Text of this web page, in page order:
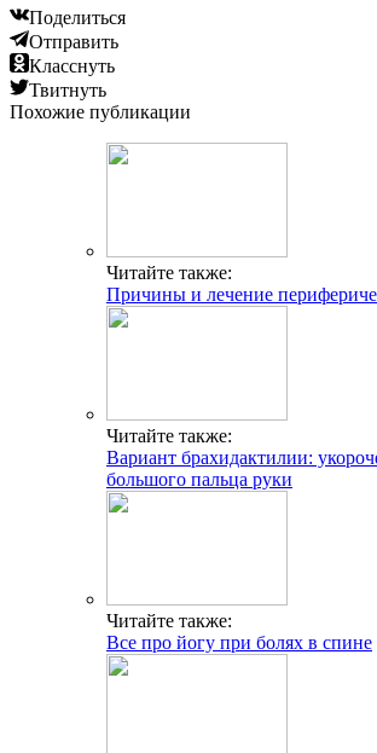
Поделиться
Отправить
Класснуть
Твитнуть
Похожие публикации
Читайте также:
Причины и лечение
Читайте также:
Вариант брахидактилии:
большого пальца руки
Читайте также:
Все про йогу при болях в спине